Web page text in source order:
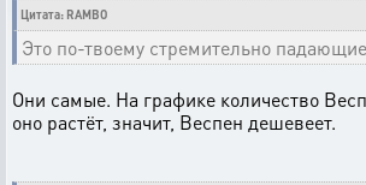
Цитата: RAMBO
Это по-твоему стремительно
Они самые. На графике количество
оно растёт, значит, Веспен дешевеет.